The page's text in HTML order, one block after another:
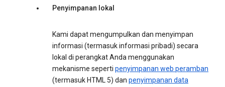
Penyimpanan lokal
Kami dapat mengumpulkan dan menyimpan
informasi (termasuk informasi pribadi) secara
lokal di perangkat Anda menggunakan
mekanisme seperti penyimpanan web peramban
(termasuk HTML 5) dan penyimpanan data